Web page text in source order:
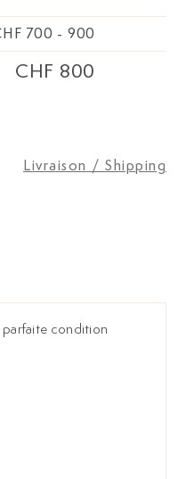
700 - 900
CHF 800
Livraison / Shipping
condition